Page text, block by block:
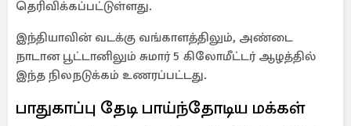
தெரிவிக்கப்பட்டுள்ளது.
இந்தியாவின் வடக்கு வங்காளத்திலும், அண்டை
நாடான பூட்டானிலும் சுமார் 5 கிலோமீட்டர் ஆழத்தில்
இந்த நிலநடுக்கம் உணரப்பட்டது.
பாதுகாப்பு தேடி பாய்ந்தோடிய மக்கள்